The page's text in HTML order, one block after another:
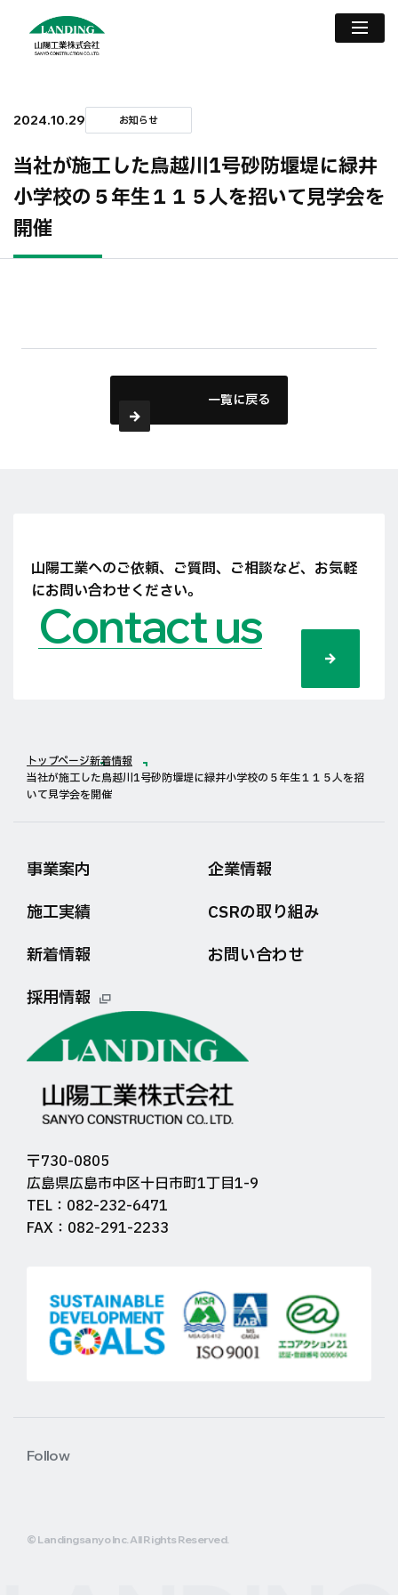
2024.10.29 お知らせ
当社が施工した鳥越川1号砂防堰堤に緑井
小学校の５年生１１５人を招いて見学会を
開催
一覧に戻る
山陽工業へのご依頼、ご質問、ご相談など、 お気軽
にお問い合わせください。
Contact us
トップページ新着情報
当社が施工した鳥越川1号砂防堰堤に緑井小学校の５年生１１５人を招
いて見学会を開催
事業案内
企業情報
施工実績
CSRの取り組み
新着情報
お問い合わせ
採用情報
〒730-0805
広島県広島市中区十日市町1丁目1-9
TEL：082-232-6471
FAX：082-291-2233
Follow
© Landingsanyo Inc. All Rights Reserved.